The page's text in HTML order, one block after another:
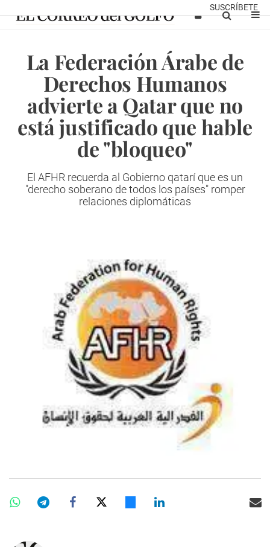
SUSCRÍBETE
La Federación Árabe de
Derechos Humanos
advierte a Qatar que no
está justificado que hable
de "bloqueo"
El AFHR recuerda al Gobierno qatarí que es un
"derecho soberano de todos los países" romper
relaciones diplomáticas